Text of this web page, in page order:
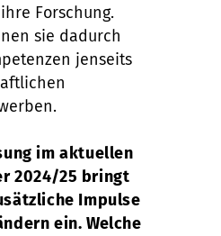
Forschung.
sie dadurch
jenseits
im aktuellen
2024/25 bringt
Impulse
ein. Welche